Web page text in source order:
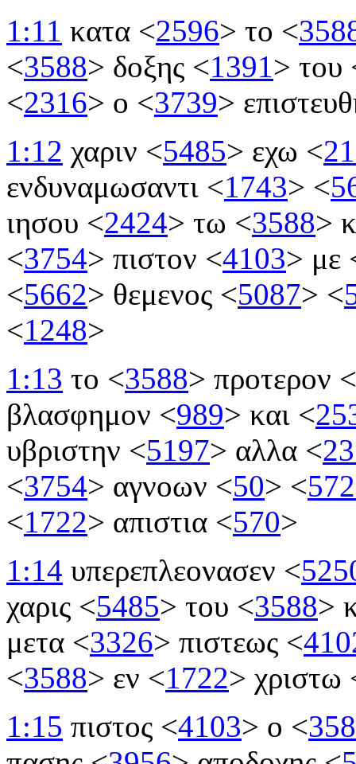
1:11 κατα <2596> το <
<3588> δοξης <1391> του
<2316> ο <3739>
1:12 χαριν <5485> εχω <
ενδυναμωσαντι <1743> <
ιησου <2424> τω <3588>
<3754> πιστον <4103> με
<5662> θεμενος <5087> <
<1248>
1:13 το <3588> προτερον <
βλασφημον <989> και <
υβριστην <5197> αλλα <
<3754> αγνοων <50> <
<1722> απιστια <570>
1:14 υπερεπλεονασεν <
χαρις <5485> του <3588>
μετα <3326> πιστεως <
<3588> εν <1722> χριστω
1:15 πιστος <4103> ο <